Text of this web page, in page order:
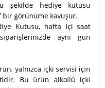
şekilde hediye kutusu
görünüme kavuşur.
Kutusu, hafta içi saat
aynı gün
yalnızca içki servisi için
Bu ürün alkollü içki